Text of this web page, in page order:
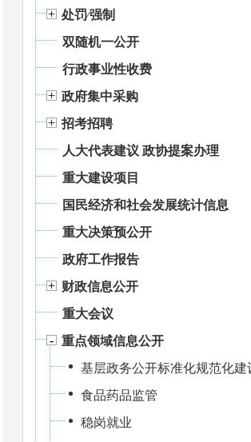
处罚⁄强制
双随机一公开
行政事业性收费
政府集中采购
招考招聘
人大代表建议 政协提案办理
重大建设项目
国民经济和社会发展统计信息
重大决策预公开
政府工作报告
财政信息公开
重大会议
重点领域信息公开
基层政务公开标准化规范化建
食品药品监管
稳岗就业